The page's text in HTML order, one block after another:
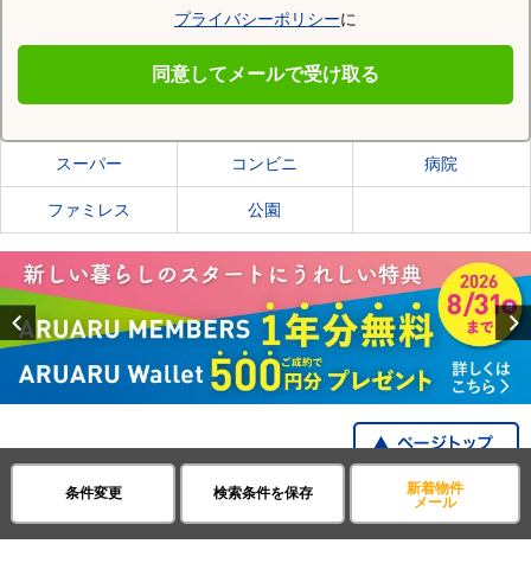
条件変更 検索条件を保存
新着物件
メール
プライバシーポリシーに
同意してメールで受け取る
北斗市の施設一覧
スーパー コンビニ 病院
ファミレス 公園
Previous
賃貸・不動産アパマンショップ 北海道 市部 ワンルームマンション